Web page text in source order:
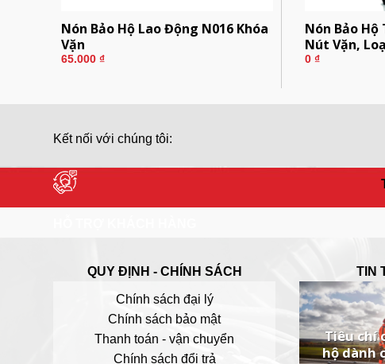
Nón Bảo Hộ Lao Động N016 Khóa
Vặn
65.000 ₫
Nón Bảo Hộ
Nút Vặn,
0₫
Kết nối với chúng tôi:
QUY ĐỊNH - CHÍNH SÁCH
Chính sách đại lý
Chính sách bảo mật
Thanh toán - vận chuyển
Chính sách đổi trả
TIN
Tiêu chí
hộ dành